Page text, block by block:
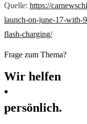
Quelle: https://
launch-on-june-17-with-
flash-charging/
Frage zum Thema?
Wir helfen
persönlich.